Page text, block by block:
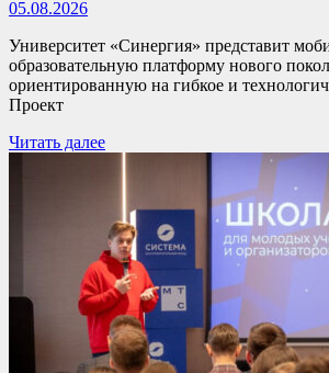
05.08.2026
Университет «Синергия» представит
образовательную платформу нового
ориентированную на гибкое и
Проект
Читать далее